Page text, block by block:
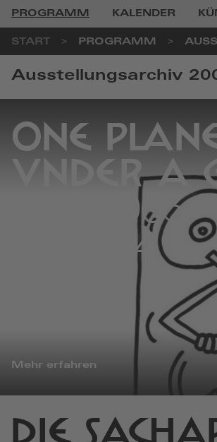
PROGRAMM KALENDER
START PROGRAMM
Ausstellungsarchiv
ONE
UNDER A
18.10.2003-
11.1.2004
Mehr erfahren